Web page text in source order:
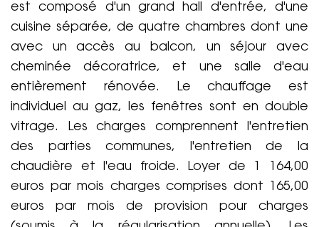
est composé d'un grand hall d'entrée, d'une
cuisine séparée, de quatre chambres dont une
avec un accès au balcon, un séjour avec
cheminée décoratrice, et une salle d'eau
entièrement rénovée. Le chauffage est
individuel au gaz, les fenêtres sont en double
vitrage. Les charges comprennent l'entretien
des parties communes, l'entretien de la
chaudière et l'eau froide. Loyer de 1 164,00
euros par mois charges comprises dont 165,00
euros par mois de provision pour charges